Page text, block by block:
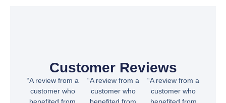
Customer Reviews
“A review from a
customer who
benefited from
“A review from a
customer who
benefited from
“A review from a
customer who
benefited from